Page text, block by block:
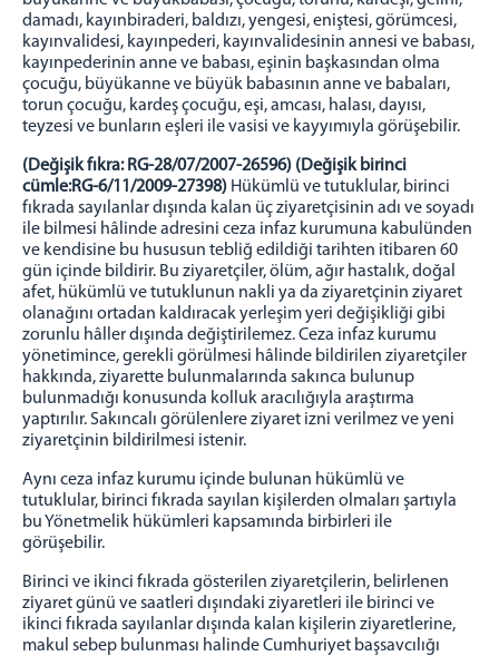
damadı, kayınbiraderi, baldızı, yengesi, eniştesi, görümcesi,
kayınvalidesi, kayınpederi, kayınvalidesinin annesi ve babası,
kayınpederinin anne ve babası, eşinin başkasından olma
çocuğu, büyükanne ve büyük babasının anne ve babaları,
torun çocuğu, kardeş çocuğu, eşi, amcası, halası, dayısı,
teyzesi ve bunların eşleri ile vasisi ve kayyımıyla görüşebilir.
(Değişik fıkra: RG-28/07/2007-26596) (Değişik birinci
cümle:RG-6/11/2009-27398) Hükümlü ve tutuklular, birinci
fıkrada sayılanlar dışında kalan üç ziyaretçisinin adı ve soyadı
ile bilmesi hâlinde adresini ceza infaz kurumuna kabulünden
ve kendisine bu hususun tebliğ edildiği tarihten itibaren 60
gün içinde bildirir. Bu ziyaretçiler, ölüm, ağır hastalık, doğal
afet, hükümlü ve tutuklunun nakli ya da ziyaretçinin ziyaret
olanağını ortadan kaldıracak yerleşim yeri değişikliği gibi
zorunlu hâller dışında değiştirilemez. Ceza infaz kurumu
yönetimince, gerekli görülmesi hâlinde bildirilen ziyaretçiler
hakkında, ziyarette bulunmalarında sakınca bulunup
bulunmadığı konusunda kolluk aracılığıyla araştırma
yaptırılır. Sakıncalı görülenlere ziyaret izni verilmez ve yeni
ziyaretçinin bildirilmesi istenir.
Aynı ceza infaz kurumu içinde bulunan hükümlü ve
tutuklular, birinci fıkrada sayılan kişilerden olmaları şartıyla
bu Yönetmelik hükümleri kapsamında birbirleri ile
görüşebilir.
Birinci ve ikinci fıkrada gösterilen ziyaretçilerin, belirlenen
ziyaret günü ve saatleri dışındaki ziyaretleri ile birinci ve
ikinci fıkrada sayılanlar dışında kalan kişilerin ziyaretlerine,
makul sebep bulunması halinde Cumhuriyet başsavcılığı